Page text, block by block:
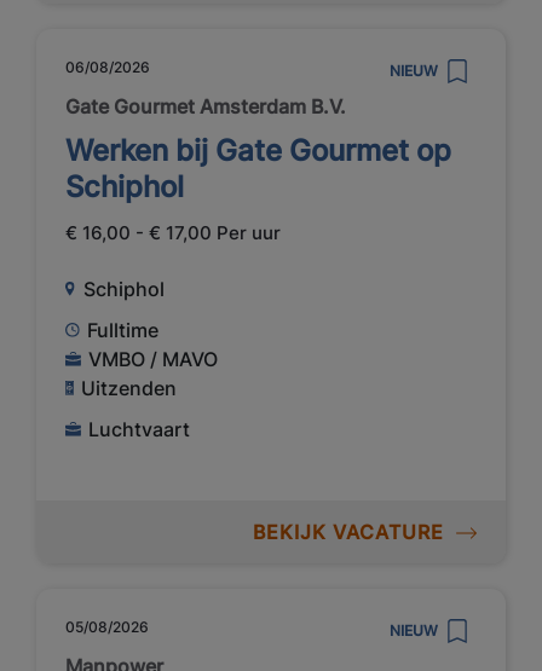
06/08/2026 NIEUW
Gate Gourmet Amsterdam B.V.
Werken bij Gate Gourmet op
Schiphol
€ 16,00 - € 17,00 Per uur
Schiphol
Fulltime
VMBO / MAVO
Uitzenden
Luchtvaart
BEKIJK VACATURE
05/08/2026 NIEUW
Manpower